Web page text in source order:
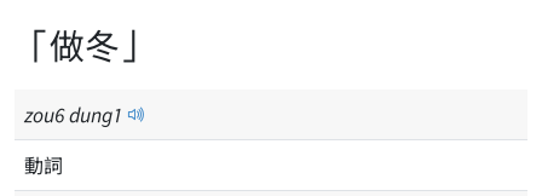
「做冬」
zou6dung1
動詞